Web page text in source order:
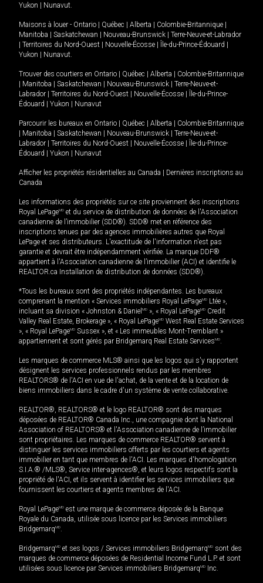
Yukon | Nunavut
Maisons à louer - Ontario | Québec | Alberta | Colombie-Britannique |
Manitoba | Saskatchewan | Nouveau-Brunswick | Terre-Neuve-et-Labrador
| Territoires du Nord-Ouest | Nouvelle-Écosse | Île-du-Prince-Édouard |
Yukon | Nunavut
Trouver des courtiers en Ontario | Québec | Alberta | Colombie-Britannique
| Manitoba | Saskatchewan | Nouveau-Brunswick | Terre-Neuve-et-
Labrador | Territoires du Nord-Ouest | Nouvelle-Écosse | Île-du-Prince-
Édouard | Yukon | Nunavut
Parcourir les bureaux en Ontario | Québec | Alberta | Colombie-Britannique
| Manitoba | Saskatchewan | Nouveau-Brunswick | Terre-Neuve-et-
Labrador | Territoires du Nord-Ouest | Nouvelle-Écosse | Île-du-Prince-
Édouard | Yukon | Nunavut
Afficher les propriétés résidentielles au Canada | Dernières inscriptions au
Canada
Les informations des propriétés sur ce site proviennent des inscriptions
Royal LePageMD et du service de distribution de données de l'Association
canadienne de l’immobilier (SDD®). SDD® met en référence des
inscriptions tenues par des agences immobilières autres que Royal
LePage et ses distributeurs. L'exactitude de l'information n'est pas
garantie et devrait être indépendamment vérifiée. La marque DDF®
appartient à l'Association canadienne de l’immobilier (ACI) et identifie le
REALTOR.ca Installation de distribution de données (SDD®).
*Tous les bureaux sont des propriétés indépendantes. Les bureaux
comprenant la mention « Services immobiliers Royal LePageMD Ltée »,
incluant sa division « Johnston & Daniel MD », « Royal LePageMD Credit
Valley Real Estate, Brokerage », « Royal LePageMD West Real Estate Services
», « Royal LePageMD Sussex », et « Les immeubles Mont-Tremblant »
appartiennent et sont gérés par Bridgemarq Real Estate ServicesMD
Les marques de commerce MLS® ainsi que les logos qui s'y rapportent
désignent les services professionnels rendus par les membres
REALTORS® de l'ACI en vue de l'achat, de la vente et de la location de
biens immobiliers dans le cadre d'un système de vente collaborative.
REALTOR®, REALTORS® et le logo REALTOR® sont des marques
déposées de REALTOR® Canada Inc., une compagnie dont la National
Association of REALTORS® et l'Association canadienne de l’immobilier
sont propriétaires. Les marques de commerce REALTOR® servent à
distinguer les services immobiliers offerts par les courtiers et agents
immobilier en tant que membres de l'ACI. Les marques d'homologation
S.I.A.® /MLS®, Service inter-agences®, et leurs logos respectifs sont la
propriété de l'ACI, et ils servent à identifier les services immobiliers que
fournissent les courtiers et agents membres de l'ACI.
Royal LePageMD est une marque de commerce déposée de la Banque
Royale du Canada, utilisée sous licence par les Services immobiliers
BridgemarqMD
BridgemarqMD et ses logos / Services immobiliers BridgemarqMD sont des
marques de commerce déposées de Residential Income Fund L.P. et sont
utilisées sous licence par Services immobiliers BridgemarqMD Inc.